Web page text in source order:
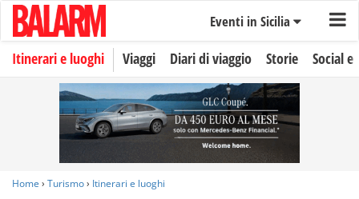
Eventi in Sicilia
Itinerari e luoghi Viaggi Diari di viaggio Storie Social
Home › Turismo› Itinerari e luoghi